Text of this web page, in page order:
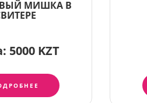
МИШКА В
5000 KZT